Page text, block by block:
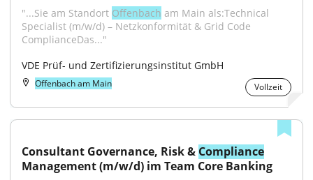
"...Sie am Stand­ort Of­fen­bach am Main als:Technical
Specialist (m/w/d) – Netzkonformität & Grid Code
ComplianceDas..."
VDE Prüf- und Zertifizierungsinstitut GmbH
Offenbach am Main Vollzeit
Consultant Governance, Risk & Compliance
Management (m/w/d) im Team Core Banking